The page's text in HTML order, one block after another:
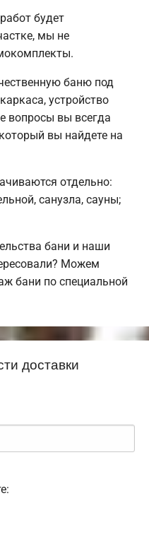
будет
мы не
баню под
устройство
вопросы вы всегда
вы найдете на
отдельно:
санузла, сауны;
бани и наши
Можем
бани по специальной
доставки